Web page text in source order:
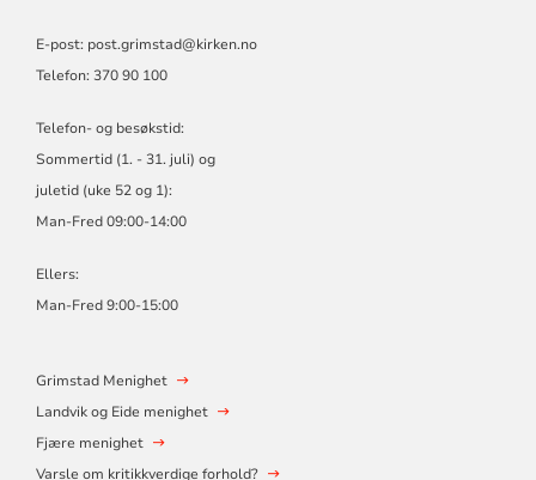
E-post: post.grimstad@kirken.no
Telefon: 370 90 100
Telefon- og besøkstid:
Sommertid (1. - 31. juli) og
juletid (uke 52 og 1):
Man-Fred 09:00-14:00
Ellers:
Man-Fred 9:00-15:00
Grimstad Menighet
Landvik og Eide menighet
Fjære menighet
Varsle om kritikkverdige forhold?